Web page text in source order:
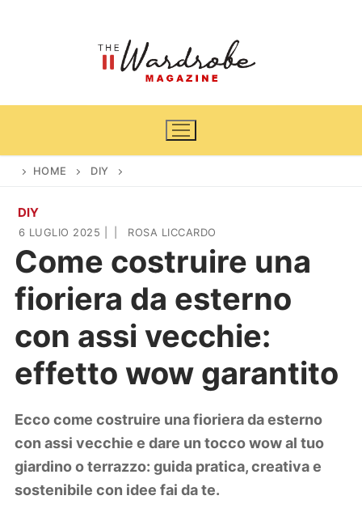
Home
News
Cinema e TV
Casa & Giardino
Arredamento
Piante e fiori
DIY
Lifestyle
Viaggi
HOME DIY
DIY
6 LUGLIO 2025 ROSA LICCARDO
Come costruire una
fioriera da esterno
con assi vecchie:
effetto wow garantito
Ecco come costruire una fioriera da esterno
con assi vecchie e dare un tocco wow al tuo
giardino o terrazzo: guida pratica, creativa e
sostenibile con idee fai da te.